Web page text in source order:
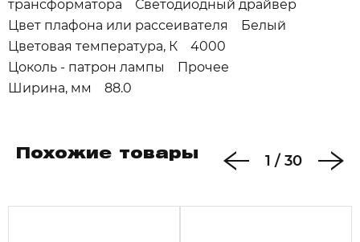
трансформатора Светодиодный драйвер
Цвет плафона или рассеивателя Белый
Цветовая температура, К 4000
Цоколь - патрон лампы Прочее
Ширина, мм 88.0
Похожие товары 1 / 30